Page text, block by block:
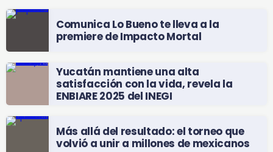
Comunica Lo Bueno te lleva a la
premiere de Impacto Mortal
Yucatán mantiene una alta
satisfacción con la vida, revela la
ENBIARE 2025 del INEGI
Más allá del resultado: el torneo que
volvió a unir a millones de mexicanos